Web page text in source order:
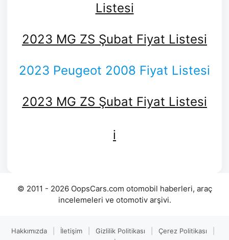
Listesi
2023 MG ZS Şubat Fiyat Listesi
2023 Peugeot 2008 Fiyat Listesi
2023 MG ZS Şubat Fiyat Listesi
i
© 2011 - 2026 OopsCars.com otomobil haberleri, araç
incelemeleri ve otomotiv arşivi.
Hakkımızda İletişim Gizlilik Politikası Çerez Politikası